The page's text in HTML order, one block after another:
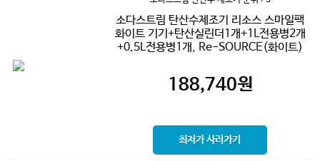
소다스트림 탄산수제조기 리소스 스마일팩
화이트 기기+탄산실린더1개+1L전용병2개
+0.5L전용병1개, Re-SOURCE(화이트)
188,740원
최저가 사러가기